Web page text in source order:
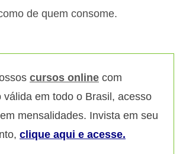
de quem consome.
cursos online com
válida em todo o Brasil, acesso
mensalidades. Invista em seu
clique aqui e acesse.